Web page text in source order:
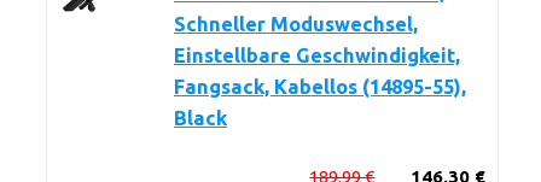
Schneller Moduswechsel,
Einstellbare Geschwindigkeit,
Fangsack, Kabellos (14895-55),
Black
146,30 €
189,99 €